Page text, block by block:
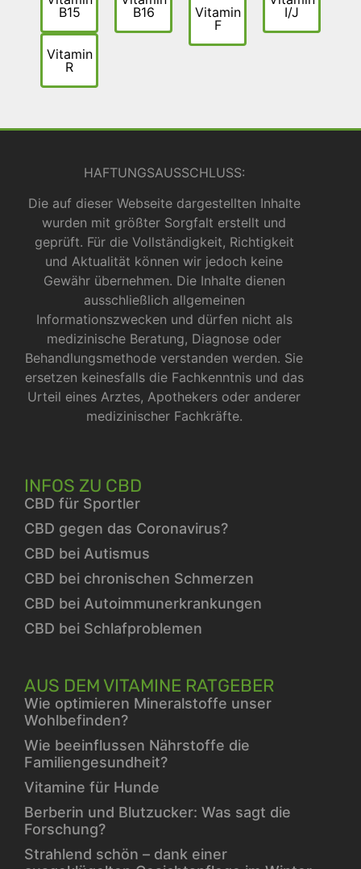
B15
Vitamin
R
B16
Vitamin
F
I/J
HAFTUNGSAUSSCHLUSS:
Die auf dieser Webseite dargestellten Inhalte
wurden mit größter Sorgfalt erstellt und
geprüft. Für die Vollständigkeit, Richtigkeit
und Aktualität können wir jedoch keine
Gewähr übernehmen. Die Inhalte dienen
ausschließlich allgemeinen
Informationszwecken und dürfen nicht als
medizinische Beratung, Diagnose oder
Behandlungsmethode verstanden werden. Sie
ersetzen keinesfalls die Fachkenntnis und das
Urteil eines Arztes, Apothekers oder anderer
medizinischer Fachkräfte.
INFOS ZU CBD
CBD für Sportler
CBD gegen das Coronavirus?
CBD bei Autismus
CBD bei chronischen Schmerzen
CBD bei Autoimmunerkrankungen
CBD bei Schlafproblemen
AUS DEM VITAMINE RATGEBER
Wie optimieren Mineralstoffe unser
Wohlbefinden?
Wie beeinflussen Nährstoffe die
Familiengesundheit?
Vitamine für Hunde
Berberin und Blutzucker: Was sagt die
Forschung?
Strahlend schön – dank einer